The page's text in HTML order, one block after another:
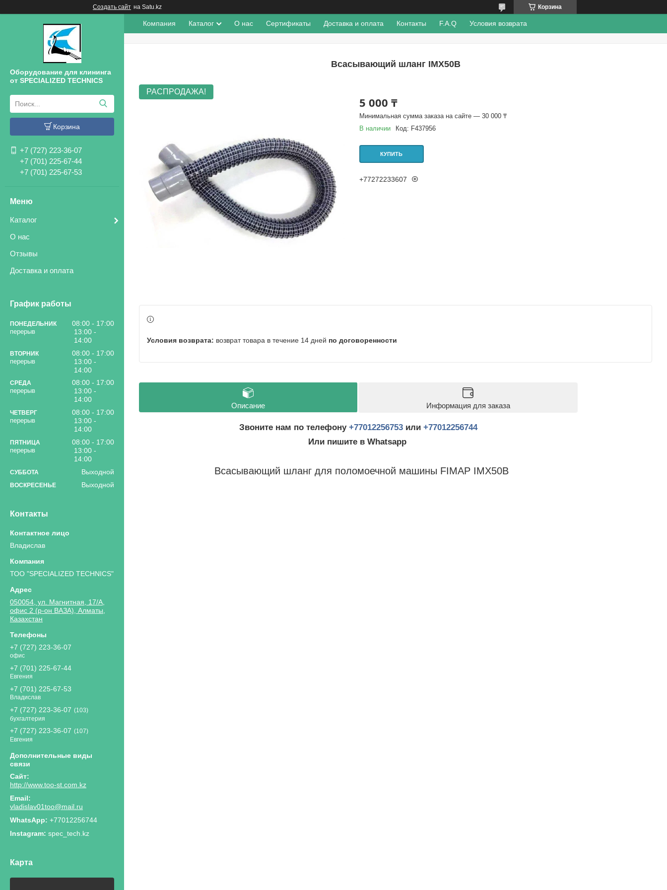
Создать сайт на Satu.kz Корзина
Оборудование для клининга
от SPECIALIZED TECHNICS
Корзина
+7 (727) 223-36-07
+7 (701) 225-67-44
+7 (701) 225-67-53
Каталог
О нас
Отзывы
Доставка и оплата
График работы
ПОНЕДЕЛЬНИК 08:00
17:00
13:00
14:00
ВТОРНИК 08:00
17:00
13:00
14:00
СРЕДА 08:00
17:00
13:00
14:00
ЧЕТВЕРГ 08:00
17:00
13:00
14:00
ПЯТНИЦА 08:00
17:00
13:00
14:00
СУББОТА Выходной
ВОСКРЕСЕНЬЕ Выходной
Контакты
Владислав
ТОО "SPECIALIZED TECHNICS"
050054, ул. Магнитная, 17/А,
офис 2 (р-он ВАЗА), Алматы,
Казахстан
+7 (727) 223-36-07
офис
+7 (701) 225-67-44
Евгения
+7 (701) 225-67-53
Владислав
+7 (727) 223-36-07
103
бухгалтерия
+7 (727) 223-36-07
107
Евгения
http://www.too-st.com.kz
vladislav01too@mail.ru
+77012256744
Instagram spec_tech.kz
Карта
Компания Каталог О нас Сертификаты Доставка и оплата Контакты F.A.Q Условия возврата
Всасывающий шланг IMX50B
РАСПРОДАЖА!
5 000 ₸
Минимальная сумма заказа на сайте — 30 000 ₸
В наличии
Код: F437956
КУПИТЬ
+77272233607
возврат товара в течение 14 дней по договоренности
Описание Информация для заказа
Звоните нам по телефону +77012256753 или +77012256744
Или пишите в Whatsapp
Всасывающий шланг для поломоечной машины FIMAP IMX50B